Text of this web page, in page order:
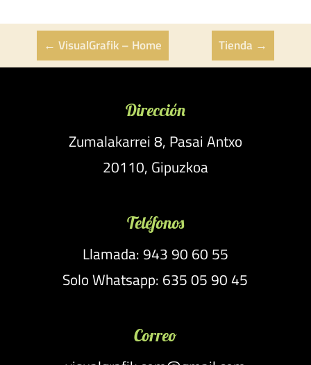
← VisualGrafik – Home Tienda →
Dirección
Zumalakarrei 8, Pasai Antxo
20110, Gipuzkoa
Teléfonos
Llamada: 943 90 60 55
Solo Whatsapp: 635 05 90 45
Correo